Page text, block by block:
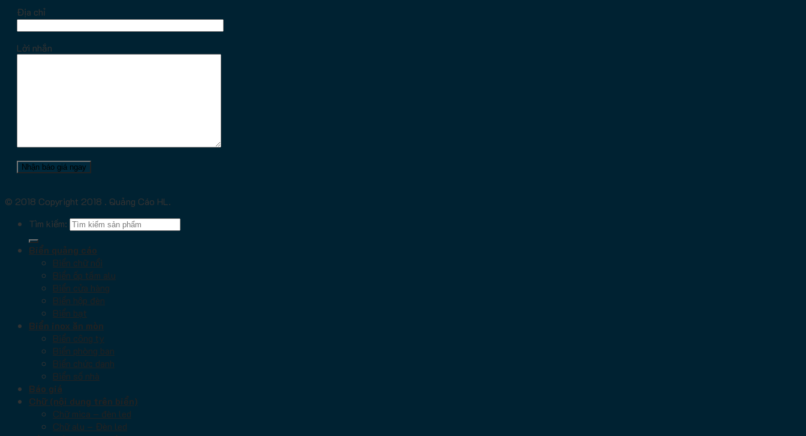
Địa chỉ
Lời nhắn
© 2018 Copyright 2018 . Quảng Cáo HL.
Tìm kiếm:
Biển quảng cáo
Biển chữ nổi
Biển ốp tấm alu
Biển cửa hàng
Biển hộp đèn
Biển bạt
Biển inox ăn mòn
Biển công ty
Biển phòng ban
Biển chức danh
Biển số nhà
Báo giá
Chữ (nội dung trên biển)
Chữ mica – đèn led
Chữ alu – Đèn led